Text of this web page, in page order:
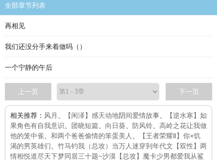
全部章节列表
再相见
我们还没分手来着做吗（）
一个宁静的午后
上一页 下一页
相关推荐： 风月 【闲泽】感天动地阴间爱情故事
【逆水寒】如
果角色有自我意识
团晓短篇 向日葵 防风铃
高岭之花让我做
他的笼中雀
和两个爸爸偷情的笨蛋美人
【王者荣耀Ⅱ】你×饥
渴的男英雄们
竹马钓我 （总攻）当万人迷穿到年代文 【双性】两
情相悦道尽天下梦同居三十题~沙漠 【总攻】魔卡少男都爱我从鲨